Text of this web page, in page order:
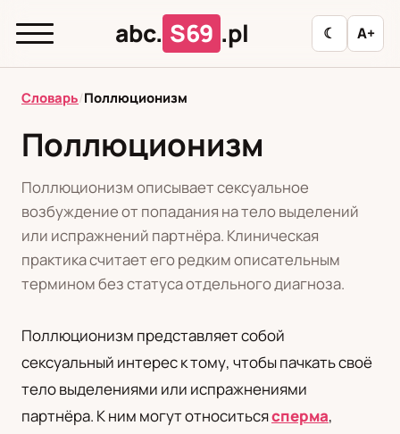
abc. S69 .pl ☾ A+
abc.
Л
М Н О П Р С Т
У
Ф
Ц Ш Э
Polski Русский
Словарь/Поллюционизм
Поллюционизм
Поллюционизм описывает сексуальное
возбуждение от попадания на тело выделений
или испражнений партнёра. Клиническая
практика считает его редким описательным
термином без статуса отдельного диагноза.
Поллюционизм представляет собой
сексуальный интерес к тому, чтобы пачкать своё
тело выделениями или испражнениями
партнёра. К ним могут относитьсясперма,